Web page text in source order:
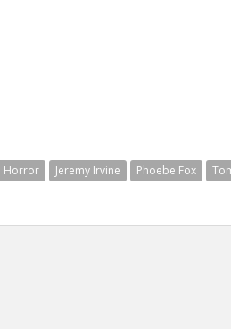
Horror Jeremy Irvine Phoebe Fox